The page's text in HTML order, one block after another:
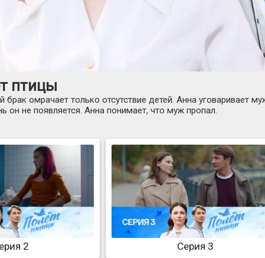
птицы
омрачает только отсутствие детей. Анна уговаривает
не появляется. Анна понимает, что муж пропал.
2 Серия 3